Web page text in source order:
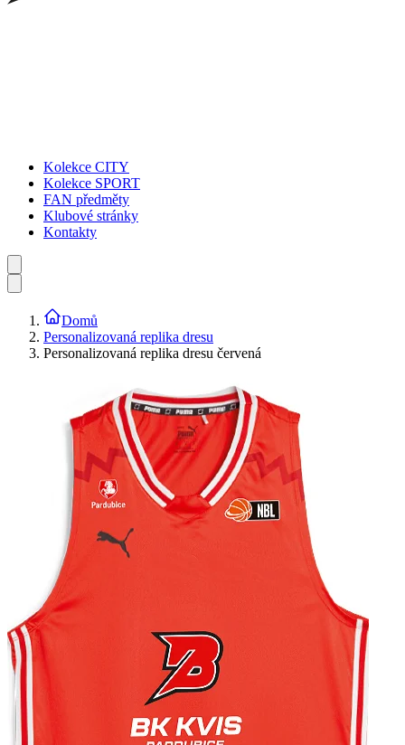
Kolekce CITY
Kolekce SPORT
FAN předměty
Klubové stránky
Kontakty
Domů
Personalizovaná replika dresu
Personalizovaná replika dresu červená